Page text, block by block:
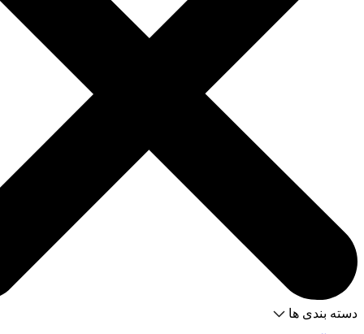
دسته بندی ها